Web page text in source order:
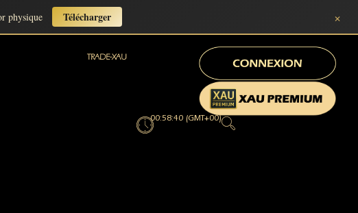
physique Télécharger ×
TRADE-XAU
00:58:41 (GMT+00)